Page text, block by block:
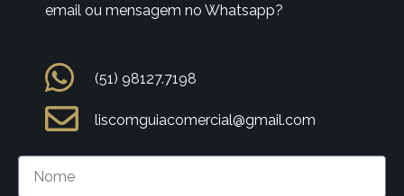
email ou mensagem no Whatsapp?
(51) 98127.7198
liscomguiacomercial@gmail.com